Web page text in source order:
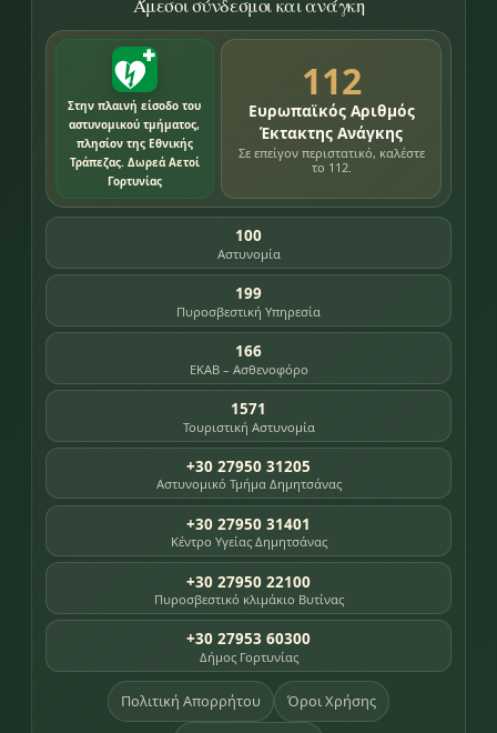
Άμεσοι σύνδεσμοι και ανάγκη
Στην πλαινή είσοδο του
αστυνομικού τμήματος,
πλησίον της Εθνικής
Τράπεζας. Δωρεά Αετοί
Γορτυνίας
112
Ευρωπαϊκός Αριθμός
Έκτακτης Ανάγκης
Σε επείγον περιστατικό, καλέστε
το 112.
100
Αστυνομία
199
Πυροσβεστική Υπηρεσία
166
ΕΚΑΒ – Ασθενοφόρο
1571
Τουριστική Αστυνομία
+30 27950 31205
Αστυνομικό Τμήμα Δημητσάνας
+30 27950 31401
Κέντρο Υγείας Δημητσάνας
+30 27950 22100
Πυροσβεστικό κλιμάκιο Βυτίνας
+30 27953 60300
Δήμος Γορτυνίας
Πολιτική Απορρήτου Όροι Χρήσης